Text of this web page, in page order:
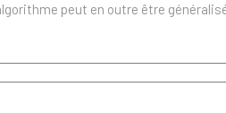
peut en outre être